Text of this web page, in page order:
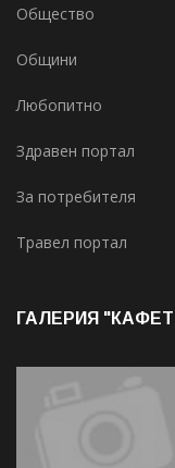
Общество
Общини
Любопитно
Здравен портал
За потребителя
Травел портал
ГАЛЕРИЯ